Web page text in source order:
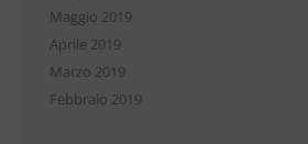
Maggio 2019
Aprile 2019
Marzo 2019
Febbraio 2019